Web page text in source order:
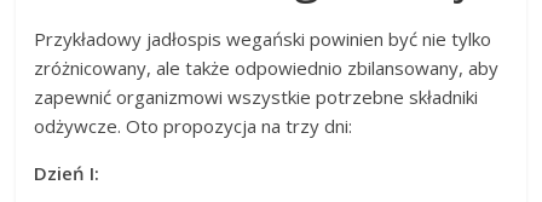
Przykładowy jadłospis wegański powinien być nie tylko
zróżnicowany, ale także odpowiednio zbilansowany, aby
zapewnić organizmowi wszystkie potrzebne składniki
odżywcze. Oto propozycja na trzy dni:
Dzień I: